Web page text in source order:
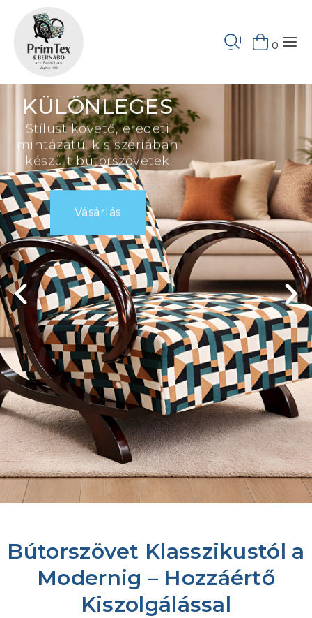
0
KÜLÖNLEGES
Stílust követő, eredeti
mintázatú, kis szériában
készült bútorszövetek
Vásárlás
Bútorszövet Klasszikustól a
Modernig – Hozzáértő
Kiszolgálással